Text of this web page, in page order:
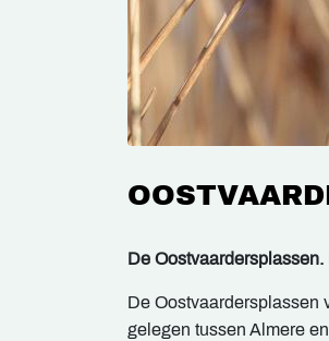
De
De Oostvaardersplassen
gelegen tussen Almere